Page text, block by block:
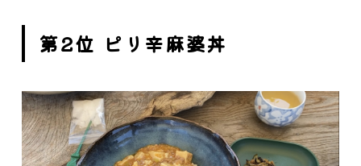
第2位 ピリ辛麻婆丼